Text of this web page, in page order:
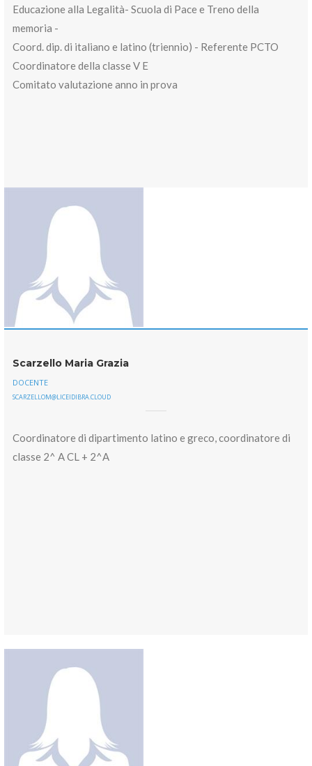
Educazione alla Legalità- Scuola di Pace e Treno della
memoria -
Coord. dip. di italiano e latino (triennio) - Referente PCTO
Coordinatore della classe V E
Comitato valutazione anno in prova
Scarzello Maria Grazia
DOCENTE
SCARZELLOM@LICEIDIBRA.CLOUD
Coordinatore di dipartimento latino e greco, coordinatore di
classe 2^ A CL + 2^A